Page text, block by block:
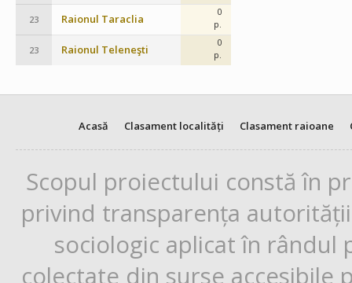
23 Raionul Taraclia
0
p.
23 Raionul Teleneşti
0
p.
Acasă Clasament localități Clasament raioane
Scopul proiectului constă în
privind transparența
sociologic aplicat în rândul
colectate din surse